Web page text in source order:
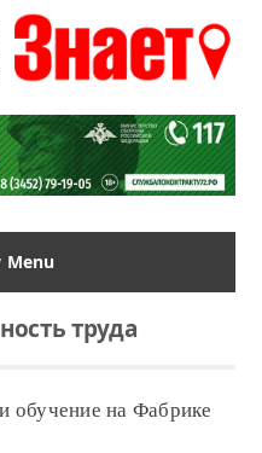
Menu
труда
обучение на Фабрике